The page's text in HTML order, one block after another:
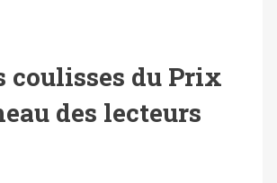
coulisses du Prix
des lecteurs